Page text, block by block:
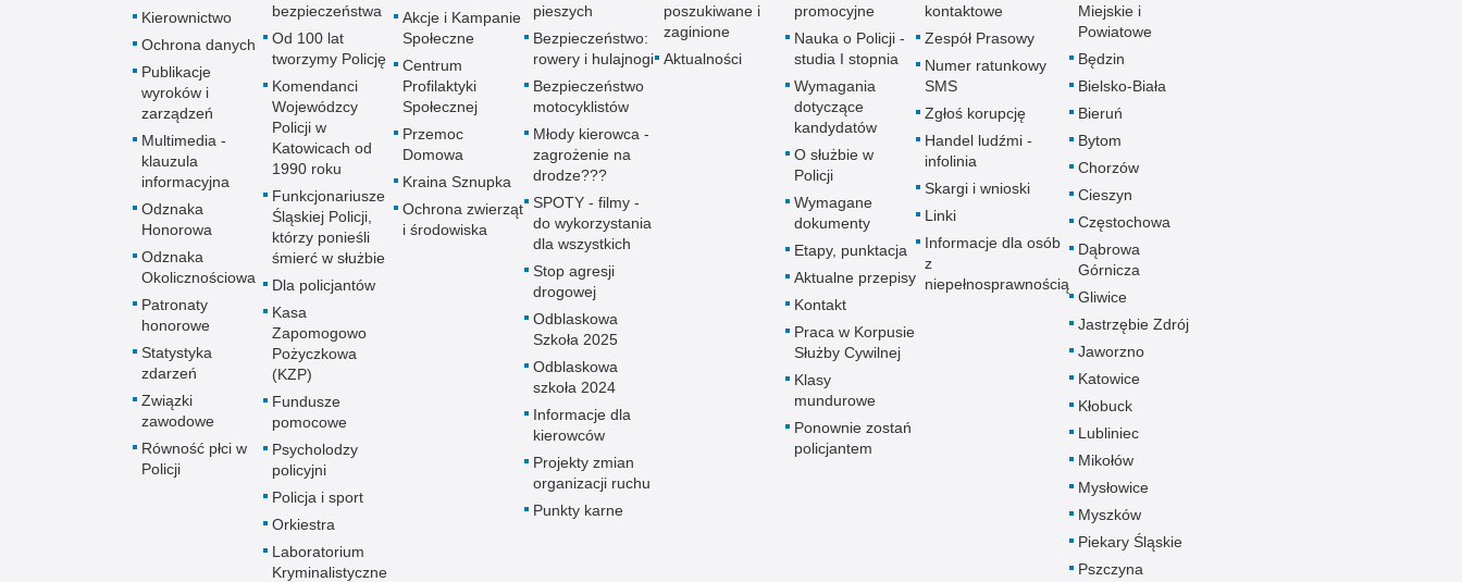
Kierownictwo
Ochrona danych
Publikacje
wyroków i
zarządzeń
Multimedia -
klauzula
informacyjna
Odznaka
Honorowa
Odznaka
Okolicznościowa
Patronaty
honorowe
Statystyka
zdarzeń
Związki
zawodowe
Równość płci w
Policji
bezpieczeństwa
Od 100 lat
tworzymy Policję
Komendanci
Wojewódzcy
Policji w
Katowicach od
1990 roku
Funkcjonariusze
Śląskiej Policji,
którzy ponieśli
śmierć w służbie
Dla policjantów
Kasa
Zapomogowo
Pożyczkowa
(KZP)
Fundusze
pomocowe
Psycholodzy
policyjni
Policja i sport
Orkiestra
Laboratorium
Kryminalistyczne
Akcje i Kampanie
Społeczne
Centrum
Profilaktyki
Społecznej
Przemoc
Domowa
Kraina Sznupka
Ochrona zwierząt
i środowiska
pieszych
Bezpieczeństwo:
rowery i hulajnogi
Bezpieczeństwo
motocyklistów
Młody kierowca -
zagrożenie na
drodze???
SPOTY - filmy -
do wykorzystania
dla wszystkich
Stop agresji
drogowej
Odblaskowa
Szkoła 2025
Odblaskowa
szkoła 2024
Informacje dla
kierowców
Projekty zmian
organizacji ruchu
Punkty karne
poszukiwane i
zaginione
Aktualności
promocyjne
Nauka o Policji -
studia I stopnia
Wymagania
dotyczące
kandydatów
O służbie w
Policji
Wymagane
dokumenty
Etapy, punktacja
Aktualne przepisy
Kontakt
Praca w Korpusie
Służby Cywilnej
Klasy
mundurowe
Ponownie zostań
policjantem
kontaktowe
Zespół Prasowy
Numer ratunkowy
SMS
Zgłoś korupcję
Handel ludźmi -
infolinia
Skargi i wnioski
Linki
Informacje dla osób
z
niepełnosprawnością
Miejskie i
Powiatowe
Będzin
Bielsko-Biała
Bieruń
Bytom
Chorzów
Cieszyn
Częstochowa
Dąbrowa
Górnicza
Gliwice
Jastrzębie Zdrój
Jaworzno
Katowice
Kłobuck
Lubliniec
Mikołów
Mysłowice
Myszków
Piekary Śląskie
Pszczyna